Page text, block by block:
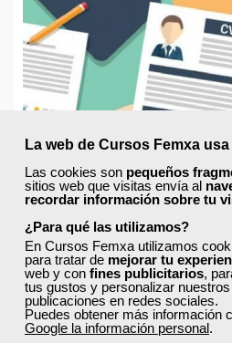
La web de Cursos Femxa
Las cookies son pequeños
sitios web que visitas envía al
recordar información sobre tu
¿Para qué las utilizamos?
En Cursos Femxa utilizamos
para tratar de mejorar tu
web y con fines publicitarios,
tus gustos y personalizar
publicaciones en redes sociales.
Puedes obtener más información
Google la información personal.
Las 5 habilidades básicas
Jueves, 05 Mayo 2016 10:29